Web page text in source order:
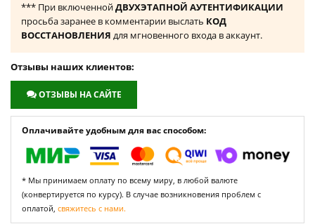
*** При включеннойДВУХЭТАПНОЙ АУТЕНТИФИКАЦИИ
просьба заранее в комментарии выслать КОД
ВОССТАНОВЛЕНИЯ для мгновенного входа в аккаунт.
Отзывы наших клиентов:
ОТЗЫВЫ НА САЙТЕ
Оплачивайте удобным для вас способом:
* Мы принимаем оплату по всему миру, в любой валюте
(конвертируется по курсу). В случае возникновения проблем с
оплатой, свяжитесь с нами.